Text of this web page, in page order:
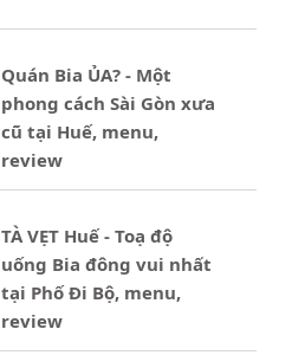
Quán Bia ỦA? - Một
phong cách Sài Gòn xưa
cũ tại Huế, menu,
review
TÀ VẸT Huế - Toạ độ
uống Bia đông vui nhất
tại Phố Đi Bộ, menu,
review